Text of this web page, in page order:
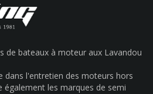
de bateaux à moteur aux Lavandou
dans l'entretien des moteurs hors
également les marques de semi